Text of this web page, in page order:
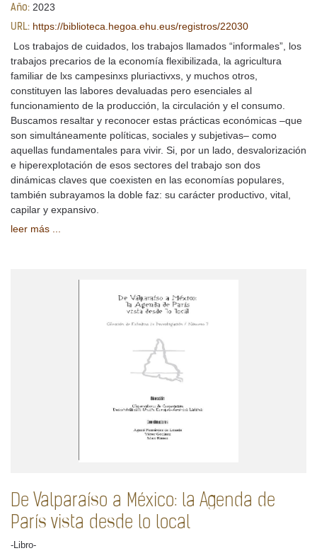
Año: 2023
URL: https://biblioteca.hegoa.ehu.eus/registros/22030
Los trabajos de cuidados, los trabajos llamados “informales”, los
trabajos precarios de la economía flexibilizada, la agricultura
familiar de lxs campesinxs pluriactivxs, y muchos otros,
constituyen las labores devaluadas pero esenciales al
funcionamiento de la producción, la circulación y el consumo.
Buscamos resaltar y reconocer estas prácticas económicas –que
son simultáneamente políticas, sociales y subjetivas– como
aquellas fundamentales para vivir. Si, por un lado, desvalorización
e hiperexplotación de esos sectores del trabajo son dos
dinámicas claves que coexisten en las economías populares,
también subrayamos la doble faz: su carácter productivo, vital,
capilar y expansivo.
leer más ...
De Valparaíso a México: la Agenda de
París vista desde lo local
-Libro-